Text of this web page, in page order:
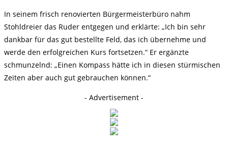
In seinem frisch renovierten Bürgermeisterbüro nahm
Stohldreier das Ruder entgegen und erklärte: „Ich bin sehr
dankbar für das gut bestellte Feld, das ich übernehme und
werde den erfolgreichen Kurs fortsetzen.“ Er ergänzte
schmunzelnd: „Einen Kompass hätte ich in diesen stürmischen
Zeiten aber auch gut gebrauchen können.“
- Advertisement -